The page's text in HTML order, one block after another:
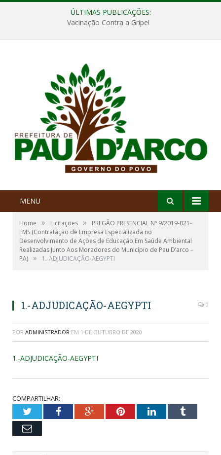
ÚLTIMAS PUBLICAÇÕES:
Vacinação Contra a Gripe!
MENU
Home » Licitações »
PREGÃO PRESENCIAL Nº 9/2019-021-
FMS (Contratação de Empresa Especializada no
Desenvolvimento de Ações de Educação Em Saúde Ambiental
Realizadas Junto Aos Moradores do Município de Pau D’arco –
PA) » 1.-ADJUDICAÇÃO-AEGYPTI
1.-ADJUDICAÇÃO-AEGYPTI 0
POR ADMINISTRADOR EM 1 DE OUTUBRO DE 2020
1.-ADJUDICAÇÃO-AEGYPTI
COMPARTILHAR:
TwitterFacebookGoogle+PinterestLinkedInTumblr
Email